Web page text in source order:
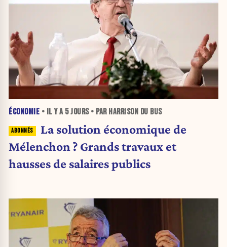
ÉCONOMIE • IL Y A 5 JOURS• PAR HARRISON DU BUS
La solution économique de
Mélenchon ? Grands travaux et
hausses de salaires publics